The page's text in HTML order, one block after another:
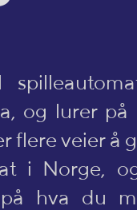
og lurer
flere veier å
i Norge,
hva du